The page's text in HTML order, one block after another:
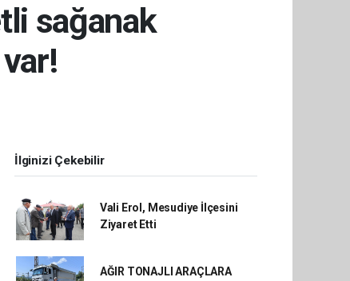
sağanak
İlginizi Çekebilir
Vali Erol, Mesudiye İlçesini
Ziyaret Etti
AĞIR TONAJLI ARAÇLARA